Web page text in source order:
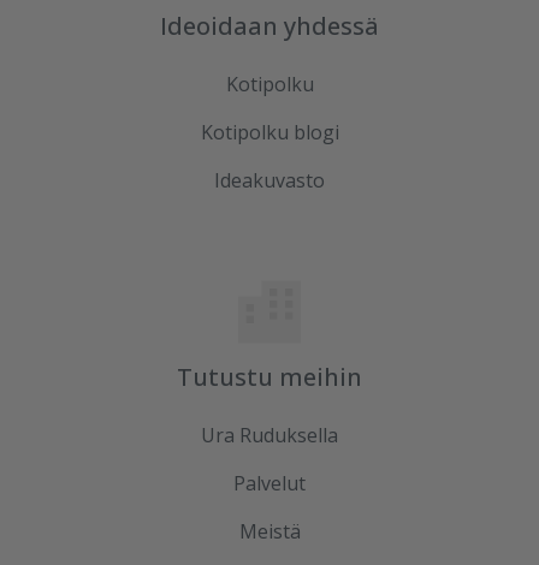
Ideoidaan yhdessä
Kotipolku
Kotipolku blogi
Ideakuvasto
Tutustu meihin
Ura Ruduksella
Palvelut
Meistä